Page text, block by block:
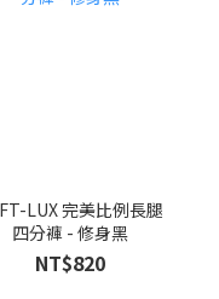
LUX 完美比例長腿
四分褲 - 修身黑
NT$820